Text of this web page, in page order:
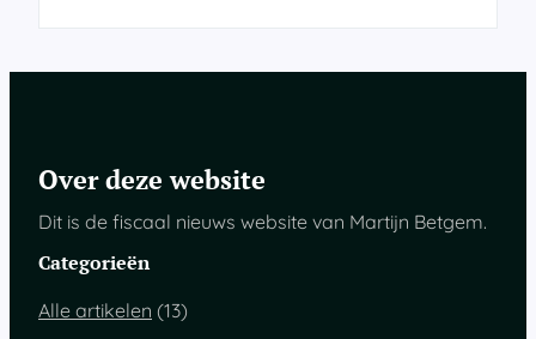
Over deze website
Dit is de fiscaal nieuws website van Martijn Betgem.
Categorieën
Alle artikelen (13)